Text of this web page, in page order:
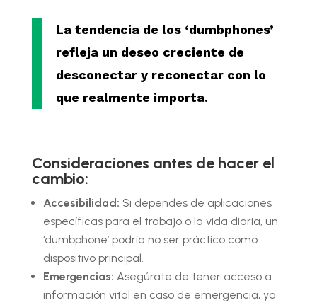
La tendencia de los ‘dumbphones’
refleja un deseo creciente de
desconectar y reconectar con lo
que realmente importa.
Consideraciones antes de hacer el
cambio:
Accesibilidad: Si dependes de aplicaciones
específicas para el trabajo o la vida diaria, un
‘dumbphone’ podría no ser práctico como
dispositivo principal.
Emergencias: Asegúrate de tener acceso a
información vital en caso de emergencia, ya